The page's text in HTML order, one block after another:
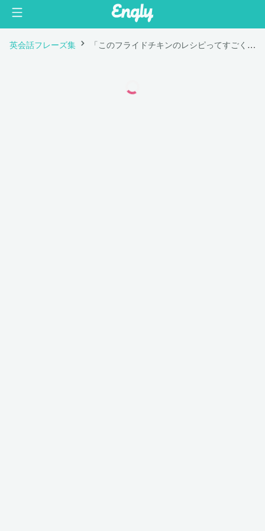
英会話フレーズ集 「このフライドチキンのレシピってすごくおいしい。」は英語で "This fried chicken recipe is so delicious."